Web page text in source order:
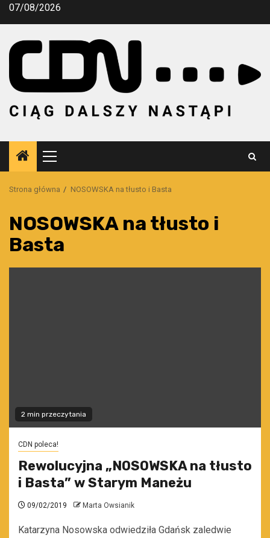
Przejdź
07/08/2026
Menu
główne
Strona główna NOSOWSKA na tłusto i Basta
NOSOWSKA na tłusto i
Basta
2 min przeczytania
CDN poleca!
Rewolucyjna „NOSOWSKA na tłusto
i Basta” w Starym Maneżu
09/02/2019 Marta Owsianik
Katarzyna Nosowska odwiedziła Gdańsk zaledwie